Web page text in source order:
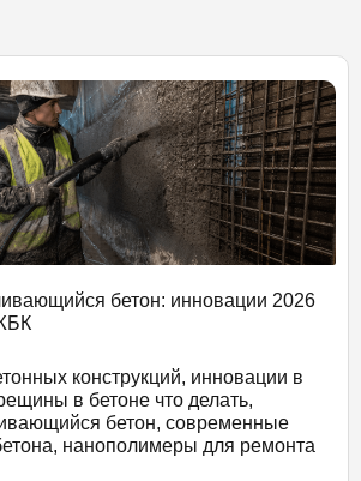
бетон: инновации 2026
конструкций, инновации в
в бетоне что делать,
бетон, современные
нанополимеры для ремонта